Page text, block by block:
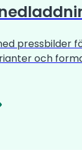
pressbilder
och